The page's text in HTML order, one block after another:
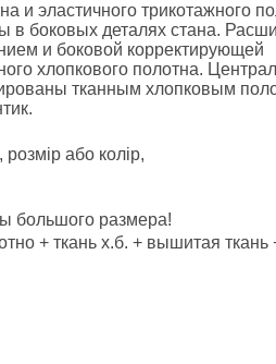
и эластичного трикотажного
в боковых деталях стана.
и боковой корректирующей
хлопкового полотна.
тканным хлопковым
або колір,
большого размера!
+ ткань х.б. + вышитая ткань